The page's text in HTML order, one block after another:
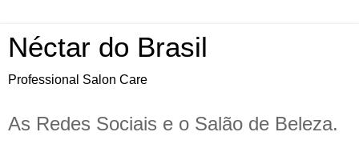
Néctar do Brasil
Professional Salon Care
As Redes Sociais e o Salão de Beleza.